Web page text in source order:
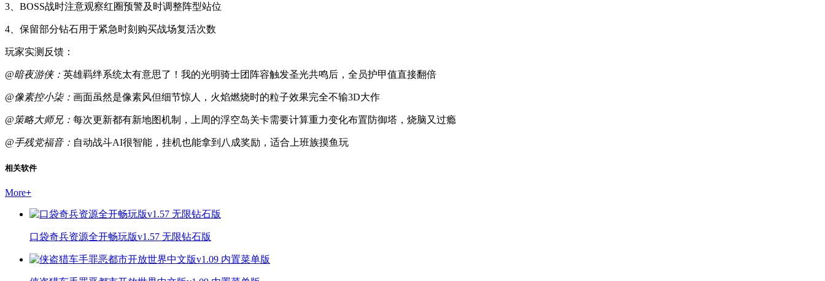
3、BOSS战时注意观察红圈预警及时调整阵型站位
4、保留部分钻石用于紧急时刻购买战场复活次数
玩家实测反馈：
@暗夜游侠： 英雄羁绊系统太有意思了！我的光明骑士团阵容触发圣光共鸣后，全员护甲值直接翻倍
@像素控小柒： 画面虽然是像素风但细节惊人，火焰燃烧时的粒子效果完全不输3D大作
@策略大师兄： 每次更新都有新地图机制，上周的浮空岛关卡需要计算重力变化布置防御塔，烧脑又过瘾
@手残党福音： 自动战斗AI很智能，挂机也能拿到八成奖励，适合上班族摸鱼玩
相关软件
More+
口袋奇兵资源全开畅玩版v1.57 无限钻石版